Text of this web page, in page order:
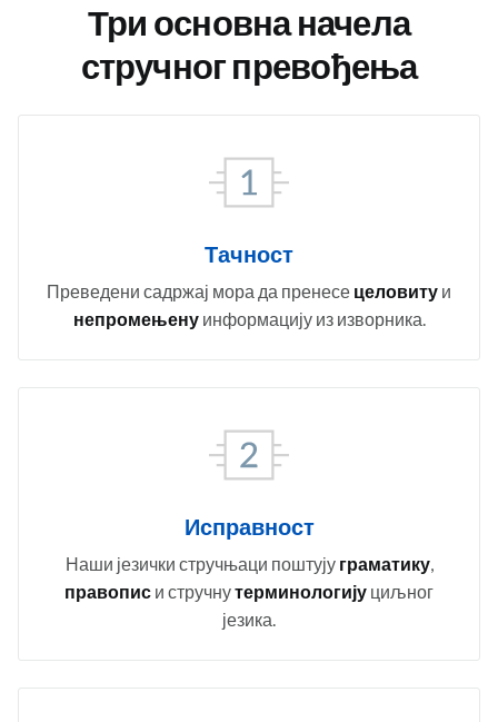
Три основна начела
стручног превођења
Тачност
Преведени садржај мора да пренесе целовиту и
непромењенуинформацију из изворника.
Исправност
Наши језички стручњаци поштују граматику,
правопис и стручнутерминологију циљног
језика.